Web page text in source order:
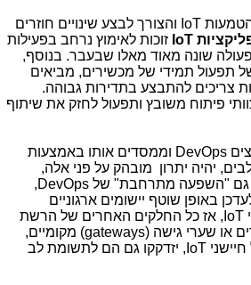
IoT והצורך לבצע שינויים חוזרים
IoT זוכות לאימוץ נרחב בפעילות
שונה מאוד מאלו שבעבר. בנוסף,
תפעול תמידי של מכשירים, מביאים
צריכים להתבצע בתדירות גבוהה.
פיתוח משובץ ותפעול לחזק את שיתוף
DevOps וממסדים אותו באמצעות
יהיה יתרון מובהק על פני אלה,
גם "השפעה מתרחבת" של DevOps
,
באופן שוטף יישומים ארגוניים
IoT , אז כל החלקים האחרים של הרשת
או שערי גישה (gateways) מקומיים,
IoT , יזדקקו גם הם לתשומת לב